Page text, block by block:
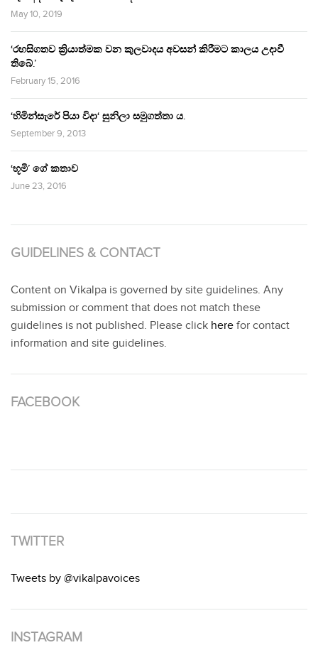
May 10, 2019
‘රහසිගතව ක්‍රියාත්මක වන කුලවාදය අවසන් කිරීමට කාලය උදාවී
තිබේ.’
February 15, 2016
‘හිමින්සැරේ පියා විදා‘ සුනිලා සමුගත්තා ය.
September 9, 2013
‘භූමි’ ගේ කතාව
June 23, 2016
GUIDELINES & CONTACT
Content on Vikalpa is governed by site guidelines. Any
submission or comment that does not match these
guidelines is not published. Please click here for contact
information and site guidelines.
FACEBOOK
TWITTER
Tweets by @vikalpavoices
INSTAGRAM